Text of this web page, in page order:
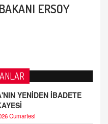
ERSOY
YENİDEN İBADETE
Cumartesi